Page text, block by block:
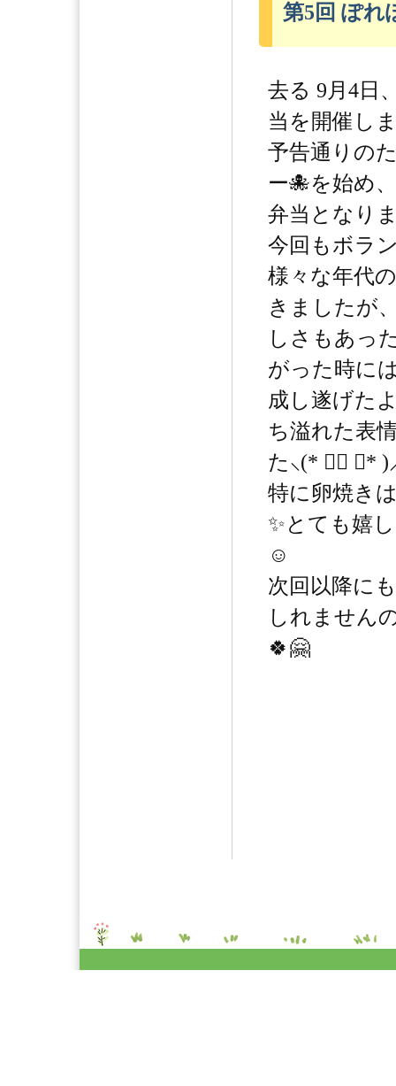
第5回 ぽれ
去る 9月4日
当を開催し
予告通りの
ー🐙を始め
弁当となり
今回もボラ
様々な年代
きましたが
しさもあっ
がった時に
成し遂げた
ち溢れた表
た⸜(* ॑▿ ॑*
特に卵焼き
✨とても嬉
☺️
次回以降に
しれません
🍀🤗